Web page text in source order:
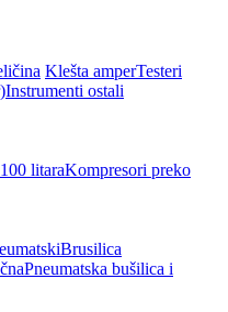
Klešta amperTesteri
Instrumenti ostali
litaraKompresori preko
Brusilica
Pneumatska bušilica i